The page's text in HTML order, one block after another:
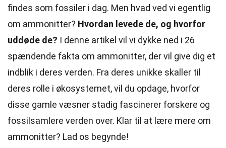
findes som fossiler i dag. Men hvad ved vi egentlig
om ammonitter? Hvordan levede de, og hvorfor
uddøde de? I denne artikel vil vi dykke ned i 26
spændende fakta om ammonitter, der vil give dig et
indblik i deres verden. Fra deres unikke skaller til
deres rolle i økosystemet, vil du opdage, hvorfor
disse gamle væsner stadig fascinerer forskere og
fossilsamlere verden over. Klar til at lære mere om
ammonitter? Lad os begynde!